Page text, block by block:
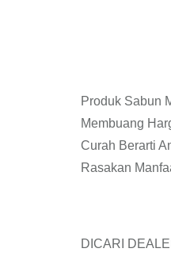
Produk Sabun
Membuang
Curah Berarti
Rasakan
DICARI